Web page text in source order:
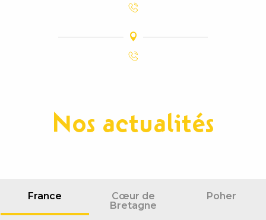
Nos actualités
France
Cœur de
Bretagne
Poher